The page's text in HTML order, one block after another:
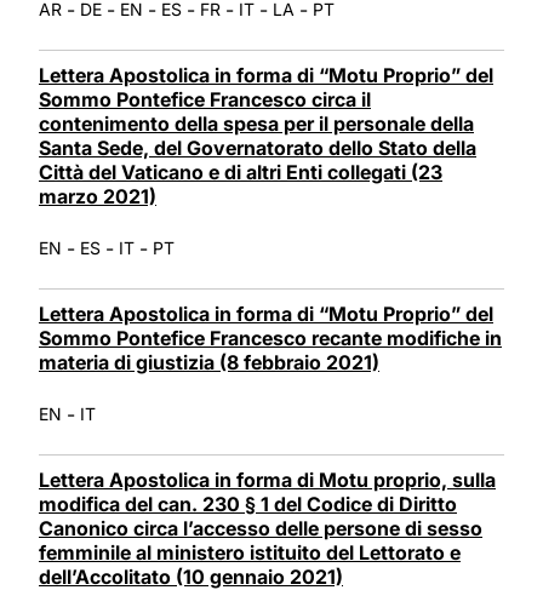
AR - DE - EN - ES - FR - IT - LA - PT
Lettera Apostolica in forma di “Motu Proprio” del
Sommo Pontefice Francesco circa il
contenimento della spesa per il personale della
Santa Sede, del Governatorato dello Stato della
Città del Vaticano e di altri Enti collegati (23
marzo 2021)
EN - ES - IT - PT
Lettera Apostolica in forma di “Motu Proprio” del
Sommo Pontefice Francesco recante modifiche in
materia di giustizia (8 febbraio 2021)
EN - IT
Lettera Apostolica in forma di Motu proprio, sulla
modifica del can. 230 § 1 del Codice di Diritto
Canonico circa l’accesso delle persone di sesso
femminile al ministero istituito del Lettorato e
dell’Accolitato (10 gennaio 2021)